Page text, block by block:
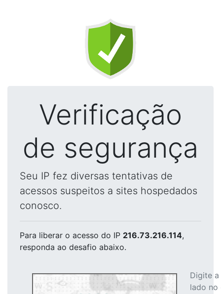
Verificação
de segurança
Seu IP fez diversas tentativas de
acessos suspeitos a sites hospedados
conosco.
Para liberar o acesso do IP 216.73.216.114,
responda ao desafio abaixo.
Digite
lado no